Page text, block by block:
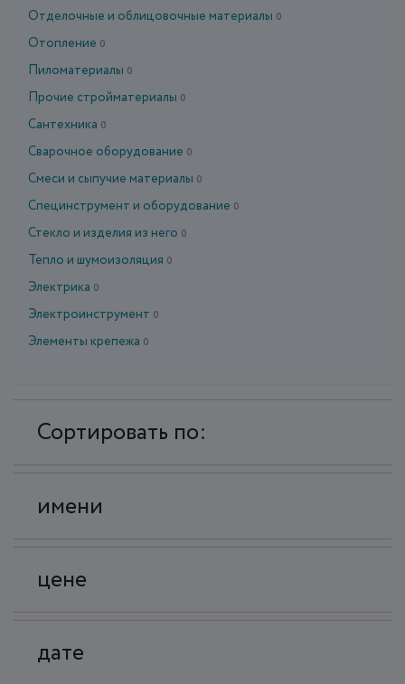
Отделочные и облицовочные материалы 0
Отопление 0
Пиломатериалы 0
Прочие стройматериалы 0
Сантехника 0
Сварочное оборудование 0
Смеси и сыпучие материалы 0
Специнструмент и оборудование 0
Стекло и изделия из него 0
Тепло и шумоизоляция 0
Электрика 0
Электроинструмент 0
Элементы крепежа 0
Сортировать по:
имени
цене
дате